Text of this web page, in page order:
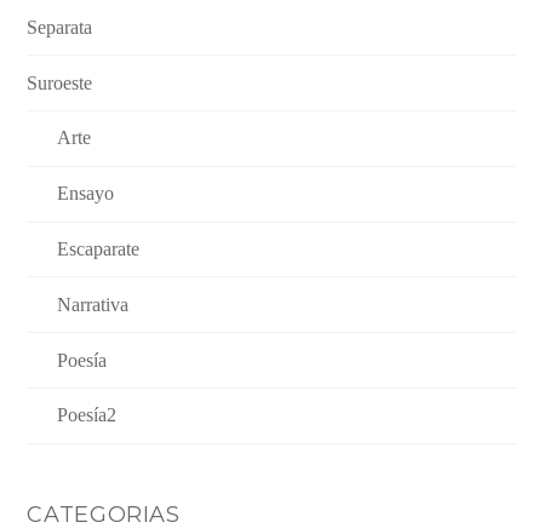
Separata
Suroeste
Arte
Ensayo
Escaparate
Narrativa
Poesía
Poesía2
CATEGORIAS